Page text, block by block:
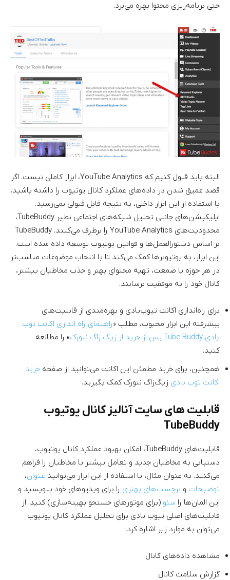
حتی برنامه‌ریزی محتوا بهره می‌برد.
البته باید قبول کنیم که YouTube Analytics، ابزار کاملی نیست. اگر
قصد عمیق شدن در داده‌های عملکرد کانال یوتیوب را داشته باشید،
با استفاده از این ابزار داخلی، به نتیجه قابل قبولی نمی‌رسید.
اپلیکیشن‌های جانبی تحلیل شبکه‌های اجتماعی نظیر TubeBuddy،
محدودیت‌های YouTube Analytics را برطرف می‌کنند. TubeBuddy
بر اساس دستورالعمل‌ها و قوانین یوتیوب توسعه داده شده است.
این ابزار، به یوتیوبرها کمک می‌کند تا با انتخاب موضوعات مناسب‌تر
در هر حوزه یا صمعت، تهیه محتوای بهتر و جذب مخاطبان بیشتر،
کانال خود را به موفقیت برسانند.
برای راه‌اندازی اکانت تیوب‌بادی و بهره‌مندی از قابلیت‌های
پیشرفته این ابزار محبوب، مطلب «راهنمای راه اندازی اکانت توب
بادی Tube Buddy پس از خرید از زیگ زاگ نتورک
» را مطالعه
کنید.
همچنین،‌ برای خرید مطمئن این اکانت می‌توانید از صفحه خرید
اکانت توب بادی زیگ‌زاگ نتورک کمک بگیرید.
قابلیت های سایت آنالیز کانال یوتیوب
TubeBuddy
قابلیت‌های TubeBuddy، امکان بهبود عملکرد کانال یوتیوب،
دستیابی به مخاطبان جدید و تعامل بیشتر با مخاطبان را فراهم
می‌کنند. به عنوان مثال، با استفاده از این ابزار می‌توانید عنوان،
توضیحات و برچسب‌های بهتری را برای ویدیوهای خود بنویسید و
این المان‌ها را سئو (برای موتورهای جستجو بهینه‌سازی) کنید. از
قابلیت‌های اصلی تیوب بادی برای تحلیل عملکرد کانال یوتیوب
می‌توان به موارد زیر اشاره کرد:
مشاهده داده‌های کانال
گزارش سلامت کانال